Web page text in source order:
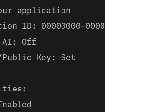
application
ID: 00000000-0000-0000-
AI: Off
Key: Set